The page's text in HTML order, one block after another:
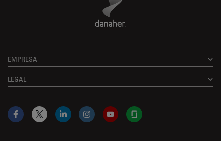
EMPRESA
LEGAL
Facebook
X LinkedInInstagramYouTubeGlassdoor